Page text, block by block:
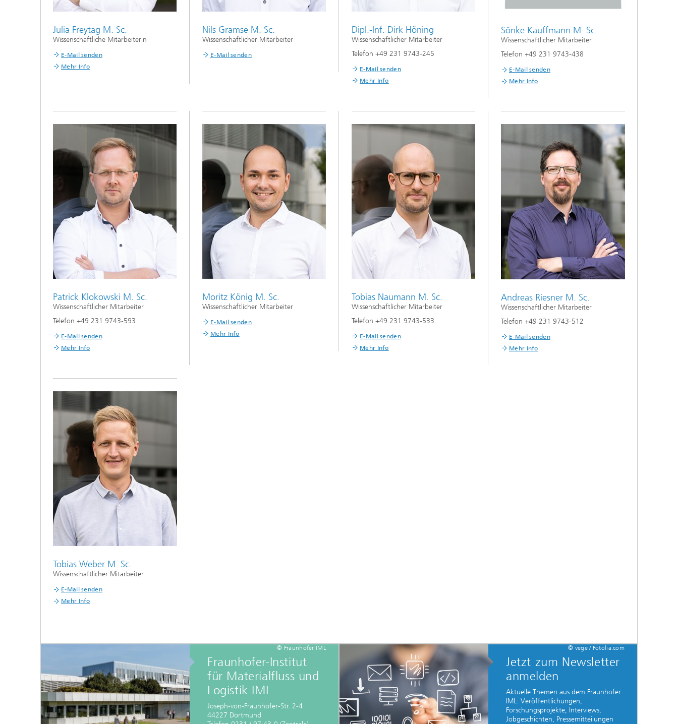
Julia Freytag M. Sc.
Wissenschaftliche Mitarbeiterin
E-Mail senden
Mehr Info
Nils Gramse M. Sc.
Wissenschaftlicher Mitarbeiter
E-Mail senden
Dipl.-Inf. Dirk Höning
Wissenschaftlicher Mitarbeiter
Telefon +49 231 9743-245
E-Mail senden
Mehr Info
Sönke Kauffmann M. Sc.
Wissenschaftlicher Mitarbeiter
Telefon +49 231 9743-438
E-Mail senden
Mehr Info
Patrick Klokowski M. Sc.
Wissenschaftlicher Mitarbeiter
Telefon +49 231 9743-593
E-Mail senden
Mehr Info
Moritz König M. Sc.
Wissenschaftlicher Mitarbeiter
E-Mail senden
Mehr Info
Tobias Naumann M. Sc.
Wissenschaftlicher Mitarbeiter
Telefon +49 231 9743-533
E-Mail senden
Mehr Info
Andreas Riesner M. Sc.
Wissenschaftlicher Mitarbeiter
Telefon +49 231 9743-512
E-Mail senden
Mehr Info
Tobias Weber M. Sc.
Wissenschaftlicher Mitarbeiter
E-Mail senden
Mehr Info
© Fraunhofer IML
Fraunhofer-Institut
für Materialfluss und
Logistik IML
Joseph-von-Fraunhofer-Str. 2-4
44227 Dortmund
© vege / Fotolia.com
Jetzt zum Newsletter
anmelden
Aktuelle Themen aus dem Fraunhofer
IML: Veröffentlichungen,
Forschungsprojekte, Interviews,
Jobgeschichten, Pressemitteilungen